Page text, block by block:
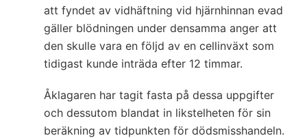
att fyndet av vidhäftning vid hjärnhinnan evad
gäller blödningen under densamma anger att
den skulle vara en följd av en cellinväxt som
tidigast kunde inträda efter 12 timmar.
Åklagaren har tagit fasta på dessa uppgifter
och dessutom blandat in likstelheten för sin
beräkning av tidpunkten för dödsmisshandeln.